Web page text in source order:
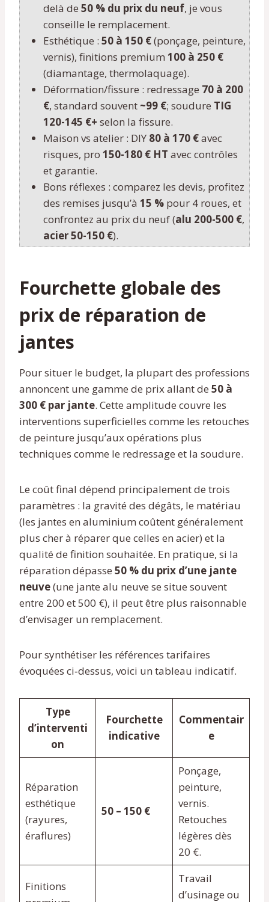
delà de 50 % du prix du neuf, je vous
conseille le remplacement.
Esthétique : 50 à 150 €(ponçage, peinture,
vernis), finitions premium 100 à 250 €
(diamantage, thermolaquage).
Déformation/fissure : redressage 70 à 200
€, standard souvent ~99 €; soudure TIG
120-145 €+ selon la fissure.
Maison vs atelier : DIY 80 à 170 €avec
risques, pro 150-180 € HT avec contrôles
et garantie.
Bons réflexes : comparez les devis, profitez
des remises jusqu’à 15 % pour 4 roues, et
confrontez au prix du neuf (alu 200-500 €,
acier 50-150 €).
Fourchette globale des
prix de réparation de
jantes
Pour situer le budget, la plupart des professions
annoncent une gamme de prix allant de 50 à
300 € par jante. Cette amplitude couvre les
interventions superficielles comme les retouches
de peinture jusqu’aux opérations plus
techniques comme le redressage et la soudure.
Le coût final dépend principalement de trois
paramètres : la gravité des dégâts, le matériau
(les jantes en aluminium coûtent généralement
plus cher à réparer que celles en acier) et la
qualité de finition souhaitée. En pratique, si la
réparation dépasse 50 % du prix d’une jante
neuve(une jante alu neuve se situe souvent
entre 200 et 500 €), il peut être plus raisonnable
d’envisager un remplacement.
Pour synthétiser les références tarifaires
évoquées ci‑dessus, voici un tableau indicatif.
Type
d’interventi
on
Fourchette
indicative
Commentair
e
Réparation
esthétique
(rayures,
éraflures)
50 – 150 €
Ponçage,
peinture,
vernis.
Retouches
légères dès
20 €.
Finitions
Travail
d’usinage ou